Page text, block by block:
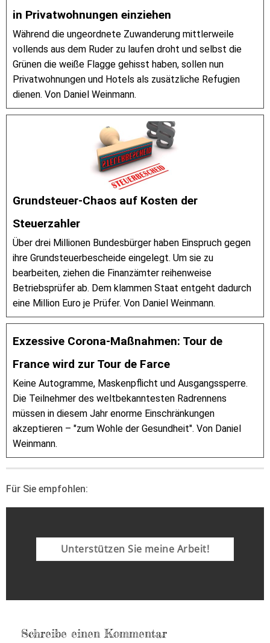
in Privatwohnungen einziehen
Während die ungeordnete Zuwanderung mittlerweile
vollends aus dem Ruder zu laufen droht und selbst die
Grünen die weiße Flagge gehisst haben, sollen nun
Privatwohnungen und Hotels als zusätzliche Refugien
dienen. Von Daniel Weinmann.
Grundsteuer-Chaos auf Kosten der
Steuerzahler
Über drei Millionen Bundesbürger haben Einspruch gegen
ihre Grundsteuerbescheide eingelegt. Um sie zu
bearbeiten, ziehen die Finanzämter reihenweise
Betriebsprüfer ab. Dem klammen Staat entgeht dadurch
eine Million Euro je Prüfer. Von Daniel Weinmann.
Exzessive Corona-Maßnahmen: Tour de
France wird zur Tour de Farce
Keine Autogramme, Maskenpflicht und Ausgangssperre.
Die Teilnehmer des weltbekanntesten Radrennens
müssen in diesem Jahr enorme Einschränkungen
akzeptieren – "zum Wohle der Gesundheit". Von Daniel
Weinmann.
Für Sie empfohlen:
Unterstützen Sie meine Arbeit!
Schreibe einen Kommentar